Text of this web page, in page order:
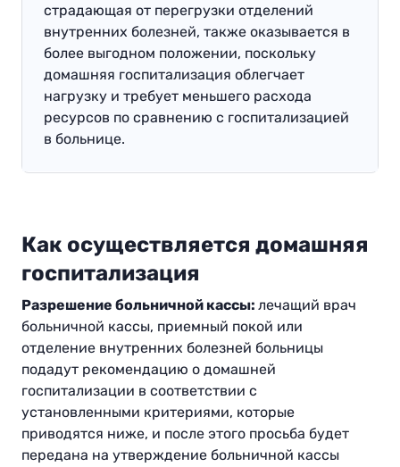
страдающая от перегрузки отделений
внутренних болезней, также оказывается в
более выгодном положении, поскольку
домашняя госпитализация облегчает
нагрузку и требует меньшего расхода
ресурсов по сравнению с госпитализацией
в больнице.
Как осуществляется домашняя
госпитализация
Разрешение больничной кассы: лечащий врач
больничной кассы, приемный покой или
отделение внутренних болезней больницы
подадут рекомендацию о домашней
госпитализации в соответствии с
установленными критериями, которые
приводятся ниже, и после этого просьба будет
передана на утверждение больничной кассы